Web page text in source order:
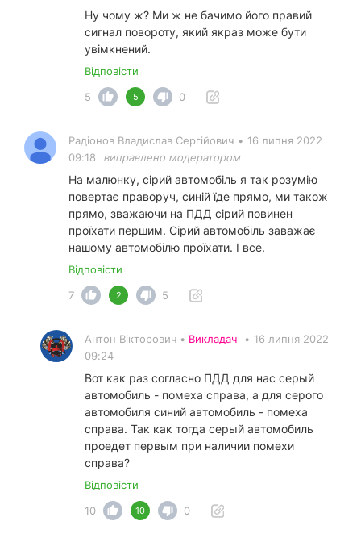
Ну чому ж? Ми ж не бачимо його правий
сигнал повороту, який якраз може бути
увімкнений.
Відповісти
5
5 0
Радіонов Владислав Сергійович • 16 липня 2022
09:18
виправлено модератором
На малюнку, сірий автомобіль я так розумію
повертає праворуч, синій їде прямо, ми також
прямо, зважаючи на ПДД сірий повинен
проїхати першим. Сірий автомобіль заважає
нашому автомобілю проїхати. І все.
Відповісти
7
2 5
Антон Вікторович • Викладач • 16 липня 2022
09:24
Вот как раз согласно ПДД для нас серый
автомобиль - помеха справа, а для серого
автомобиля синий автомобиль - помеха
справа. Так как тогда серый автомобиль
проедет первым при наличии помехи
справа?
Відповісти
10
10 0